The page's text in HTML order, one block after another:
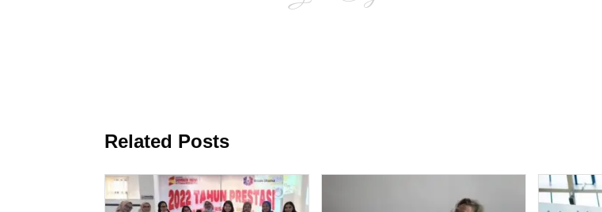
Related Posts